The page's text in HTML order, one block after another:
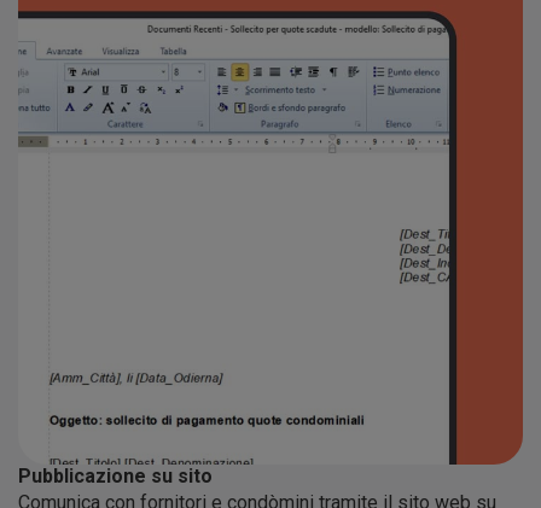
Pubblicazione su sito
Comunica con fornitori e condòmini tramite il sito web su